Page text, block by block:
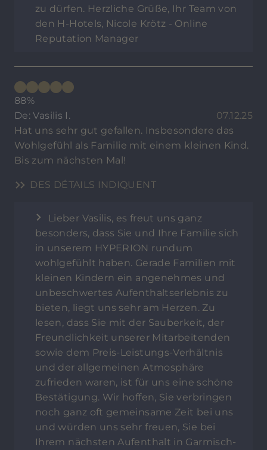
zu dürfen. Herzliche Grüße, Ihr Team von
den H-Hotels, Nicole Krötz - Online
Reputation Manager
88%
De: Vasilis I.
07.12.25
Hat uns sehr gut gefallen. Insbesondere das
Wohlgefühl als Familie mit einem kleinen Kind.
Bis zum nächsten Mal!
DES DÉTAILS INDIQUENT
Lieber Vasilis, es freut uns ganz
besonders, dass Sie und Ihre Familie sich
in unserem HYPERION rundum
wohlgefühlt haben. Gerade Familien mit
kleinen Kindern ein angenehmes und
unbeschwertes Aufenthaltserlebnis zu
bieten, liegt uns sehr am Herzen. Zu
lesen, dass Sie mit der Sauberkeit, der
Freundlichkeit unserer Mitarbeitenden
sowie dem Preis-Leistungs-Verhältnis
und der allgemeinen Atmosphäre
zufrieden waren, ist für uns eine schöne
Bestätigung. Wir hoffen, Sie verbringen
noch ganz oft gemeinsame Zeit bei uns
und würden uns sehr freuen, Sie bei
Ihrem nächsten Aufenthalt in Garmisch-